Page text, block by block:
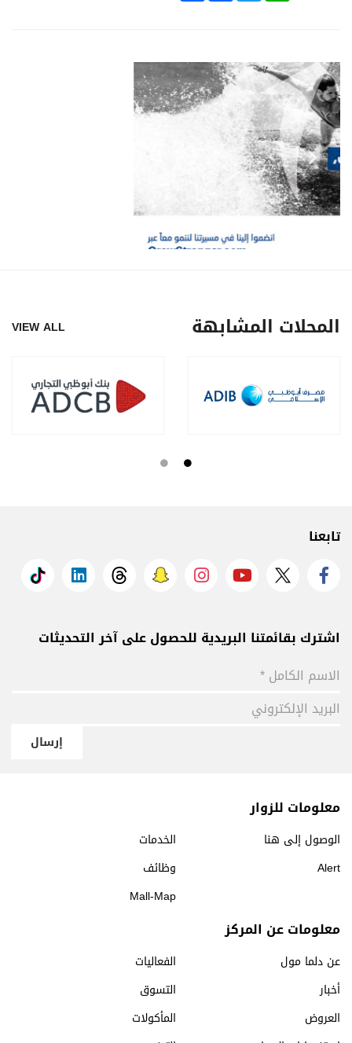
المحلات المشابهة VIEW ALL
تابعنا
اشترك بقائمتنا البريدية للحصول على آخر التحديثات
إرسال
معلومات للزوار
الخدمات
الوصول إلى هنا
وظائف
Alert
Mall-Map
معلومات عن المركز
عن دلما مول
الفعاليات
أخبار
التسوق
العروض
المأكولات